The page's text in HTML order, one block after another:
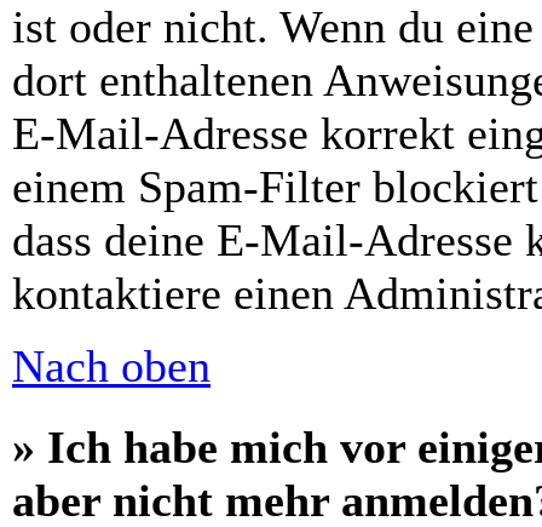
ist oder nicht. Wenn du
dort enthaltenen
E-Mail-Adresse korrekt
einem Spam-Filter
dass deine E-Mail-Adresse
kontaktiere einen
Nach oben
» Ich habe mich vor
aber nicht mehr